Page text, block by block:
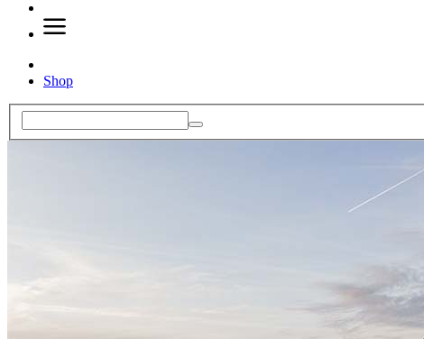
Shop